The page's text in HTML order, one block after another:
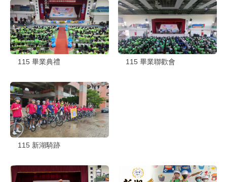
115 畢業典禮 115 畢業聯歡會
115 新湖騎跡